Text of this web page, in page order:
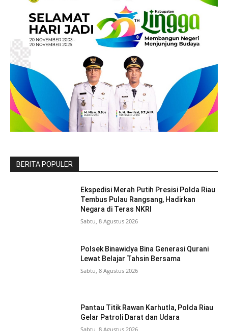
BERITA POPULER
Ekspedisi Merah Putih Presisi Polda Riau
Tembus Pulau Rangsang, Hadirkan
Negara di Teras NKRI
Sabtu, 8 Agustus 2026
Polsek Binawidya Bina Generasi Qurani
Lewat Belajar Tahsin Bersama
Sabtu, 8 Agustus 2026
Pantau Titik Rawan Karhutla, Polda Riau
Gelar Patroli Darat dan Udara
Sabtu, 8 Agustus 2026